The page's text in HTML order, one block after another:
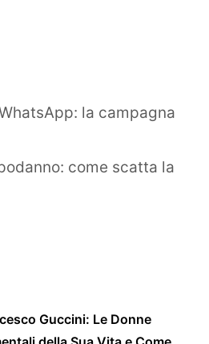
la campagna
come scatta la
Guccini: Le Donne